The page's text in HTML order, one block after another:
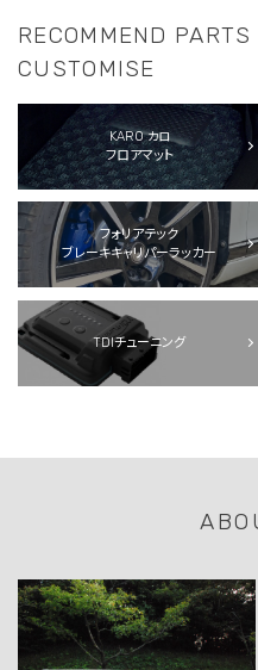
RECOMMEND PARTS
CUSTOMISE
KAROカロ
フロアマット
フォリアテック
ブレーキキャリパーラッカー
TDIチューニング